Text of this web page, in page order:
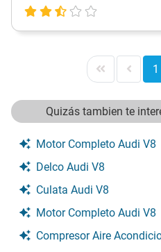
1
Quizás tambien te
Motor Completo Audi V8
Delco Audi V8
Culata Audi V8
Motor Completo Audi V8
Compresor Aire